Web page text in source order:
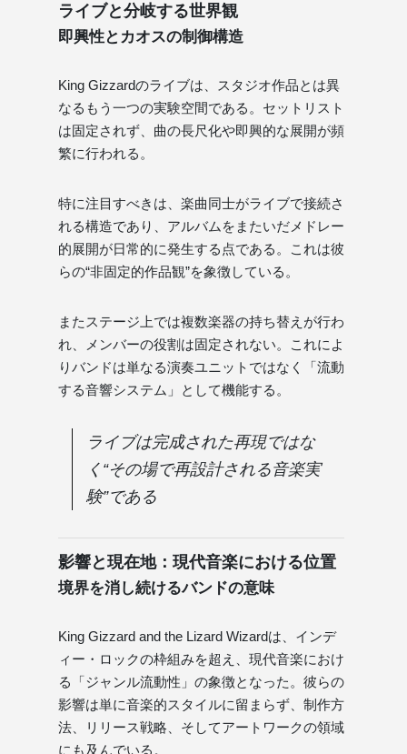
ライブと分岐する世界観
即興性とカオスの制御構造
King Gizzardのライブは、スタジオ作品とは異
なるもう一つの実験空間である。セットリスト
は固定されず、曲の長尺化や即興的な展開が頻
繁に行われる。
特に注目すべきは、楽曲同士がライブで接続さ
れる構造であり、アルバムをまたいだメドレー
的展開が日常的に発生する点である。これは彼
らの“非固定的作品観”を象徴している。
またステージ上では複数楽器の持ち替えが行わ
れ、メンバーの役割は固定されない。これによ
りバンドは単なる演奏ユニットではなく「流動
する音響システム」として機能する。
ライブは完成された再現ではな
く“その場で再設計される音楽実
験”である
影響と現在地：現代音楽における位置
境界を消し続けるバンドの意味
King Gizzard and the Lizard Wizardは、インデ
ィー・ロックの枠組みを超え、現代音楽におけ
る「ジャンル流動性」の象徴となった。彼らの
影響は単に音楽的スタイルに留まらず、制作方
法、リリース戦略、そしてアートワークの領域
にも及んでいる。